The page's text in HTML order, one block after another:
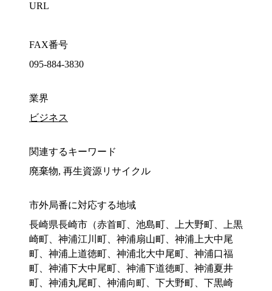
URL
FAX番号
095-884-3830
業界
ビジネス
関連するキーワード
廃棄物, 再生資源リサイクル
市外局番に対応する地域
長崎県長崎市（赤首町、池島町、上大野町、上黒
崎町、神浦江川町、神浦扇山町、神浦上大中尾
町、神浦上道徳町、神浦北大中尾町、神浦口福
町、神浦下大中尾町、神浦下道徳町、神浦夏井
町、神浦丸尾町、神浦向町、下大野町、下黒崎